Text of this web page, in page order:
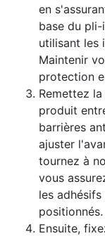
en
base du
utilisant les
Maintenir
protection
Remettez
produit
barrières
ajuster
tournez à
vous
les
positionnés.
Ensuite,